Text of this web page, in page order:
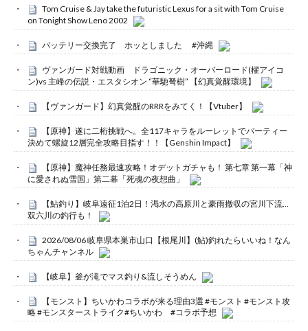
Tom Cruise & Jay take the futuristic Lexus for a sit with Tom Cruise
on Tonight Show Leno 2002
バッテリー交換完了 ホッとしました #沖縄
ヴァンガード対戦動画 ドラゴニック・オーバーロード(櫂アイコ
ン)vs 主峰の伝説・エスタシオン “華馳弩樹” 【幻真覚醒環境】
【ヴァンガード】幻真覚醒のRRRをみてく！【Vtuber】
【原神】遂に二桁挑戦へ。全117キャラをルーレットでパーティー
決めて螺旋12層完全攻略目指す！！【Genshin Impact】
【原神】魔神任務最速攻略！オデットガチャも！ 第七章 第一幕「神
に愛されぬ雪国」第二幕「死魂の夜想曲」
【鮎釣り】岐阜遠征1泊2日！渇水の高原川と豪雨撤収の宮川下流…
双六川の釣行も！
2026/08/06 岐阜県本巣市山口【根尾川】(鮎)釣れたらいいね！なん
ちゃんチャンネル
【岐阜】釜が滝でマス釣り&流しそうめん
【モンスト】ちいかわコラボが来る理由3選 #モンスト #モンスト攻
略 #モンスターストライク#ちいかわ #コラボ予想